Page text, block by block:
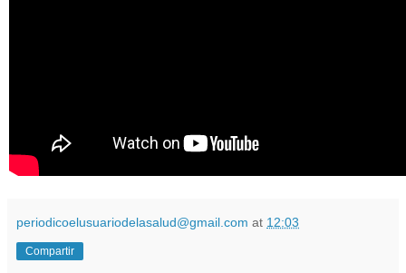
periodicoelusuariodelasalud@gmail.com at 12:03
Compartir